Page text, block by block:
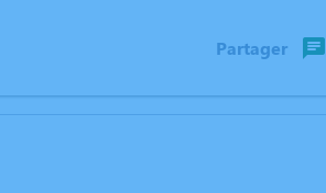
Partager